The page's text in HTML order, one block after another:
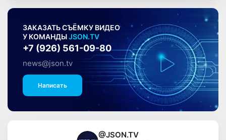
ЗАКАЗАТЬ СЪЁМКУ ВИДЕО
У КОМАНДЫJSON.TV
+7 (926) 561-09-80
news@json.tv
Написать
@JSON.TV